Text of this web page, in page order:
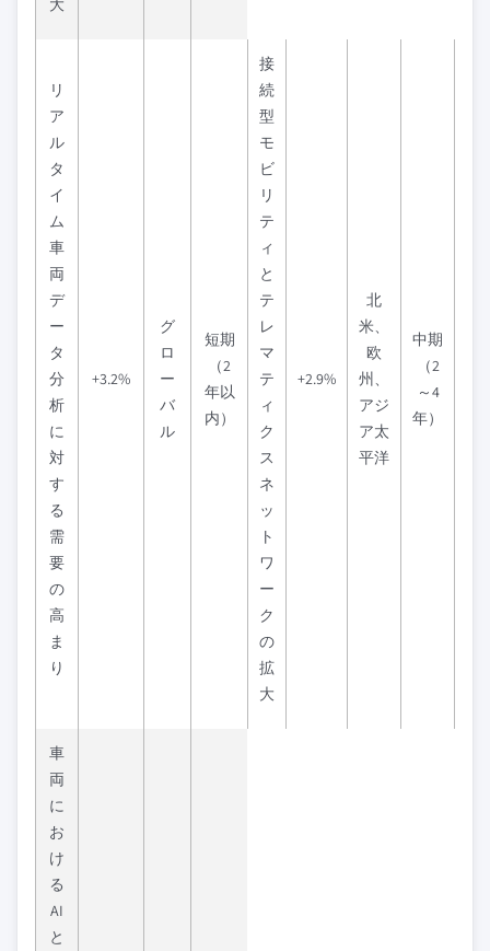
大
リ
ア
ル
タ
イ
ム
車
両
デ
ー
タ
分
析
に
対
す
る
需
要
の
高
ま
り
+3.2%
グ
ロ
ー
バ
ル
短期
（2
年以
内）
接
続
型
モ
ビ
リ
テ
ィ
と
テ
レ
マ
テ
ィ
ク
ス
ネ
ッ
ト
ワ
ー
ク
の
拡
大
+2.9%
北
米、
欧
州、
アジ
ア太
平洋
中期
（2
～4
年）
車
両
に
お
け
る
AI
と